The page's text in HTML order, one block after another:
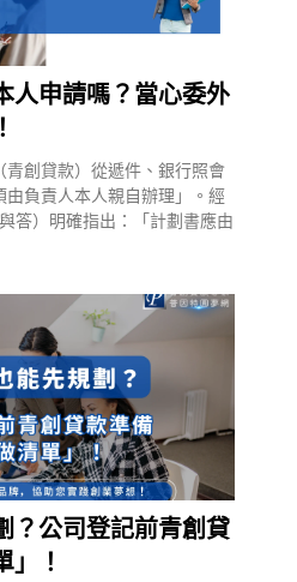
人申請嗎？當心委外
青創貸款）從遞件、銀行照會
由負責人本人親自辦理」。經
答）明確指出：「計劃書應由
？公司登記前青創貸
」！